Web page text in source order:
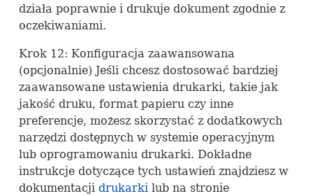
działa poprawnie i drukuje dokument zgodnie z
oczekiwaniami.
Krok 12: Konfiguracja zaawansowana
(opcjonalnie) Jeśli chcesz dostosować bardziej
zaawansowane ustawienia drukarki, takie jak
jakość druku, format papieru czy inne
preferencje, możesz skorzystać z dodatkowych
narzędzi dostępnych w systemie operacyjnym
lub oprogramowaniu drukarki. Dokładne
instrukcje dotyczące tych ustawień znajdziesz w
dokumentacji drukarkilub na stronie